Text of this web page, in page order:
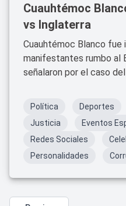
Cuauhtémoc
vs Inglaterra
Cuauhtémoc Blanco fue
manifestantes rumbo al
señalaron por el caso
Política Deportes
Justicia
Eventos
Redes Sociales
Personalidades